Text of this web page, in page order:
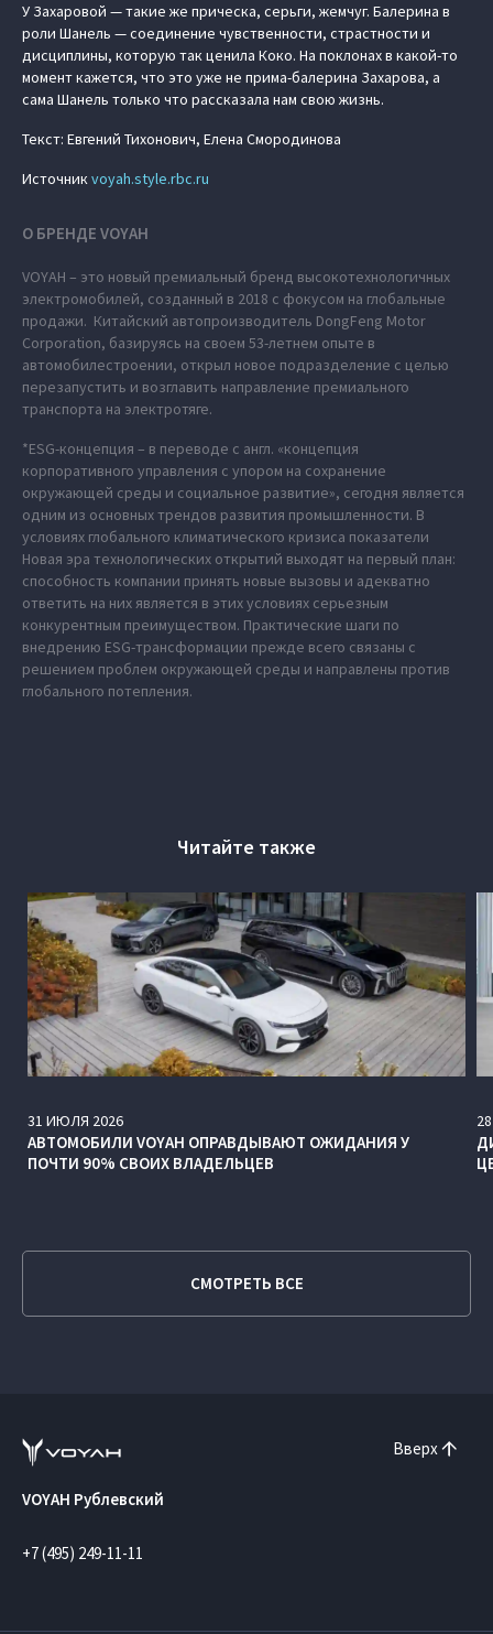
У Захаровой — такие же прическа, серьги, жемчуг. Балерина в
роли Шанель — соединение чувственности, страстности и
дисциплины, которую так ценила Коко. На поклонах в какой-то
момент кажется, что это уже не прима-балерина Захарова, а
сама Шанель только что рассказала нам свою жизнь.
Текст: Евгений Тихонович, Елена Смородинова
Источникvoyah.style.rbc.ru
О БРЕНДЕ VOYAH
VOYAH – это новый премиальный бренд высокотехнологичных
электромобилей, созданный в 2018 с фокусом на глобальные
продажи. Китайский автопроизводитель DongFeng Motor
Corporation, базируясь на своем 53-летнем опыте в
автомобилестроении, открыл новое подразделение с целью
перезапустить и возглавить направление премиального
транспорта на электротяге.
*ESG-концепция – в переводе с англ. «концепция
корпоративного управления с упором на сохранение
окружающей среды и социальное развитие», сегодня является
одним из основных трендов развития промышленности. В
условиях глобального климатического кризиса показатели
Новая эра технологических открытий выходят на первый план:
способность компании принять новые вызовы и адекватно
ответить на них является в этих условиях серьезным
конкурентным преимуществом. Практические шаги по
внедрению ESG-трансформации прежде всего связаны с
решением проблем окружающей среды и направлены против
глобального потепления.
Читайте также
31 ИЮЛЯ 2026
АВТОМОБИЛИ VOYAH ОПРАВДЫВАЮТ ОЖИДАНИЯ У
ПОЧТИ 90% СВОИХ ВЛАДЕЛЬЦЕВ
28
СМОТРЕТЬ ВСЕ
Вверх
VOYAH Рублевский
+7 (495) 249-11-11